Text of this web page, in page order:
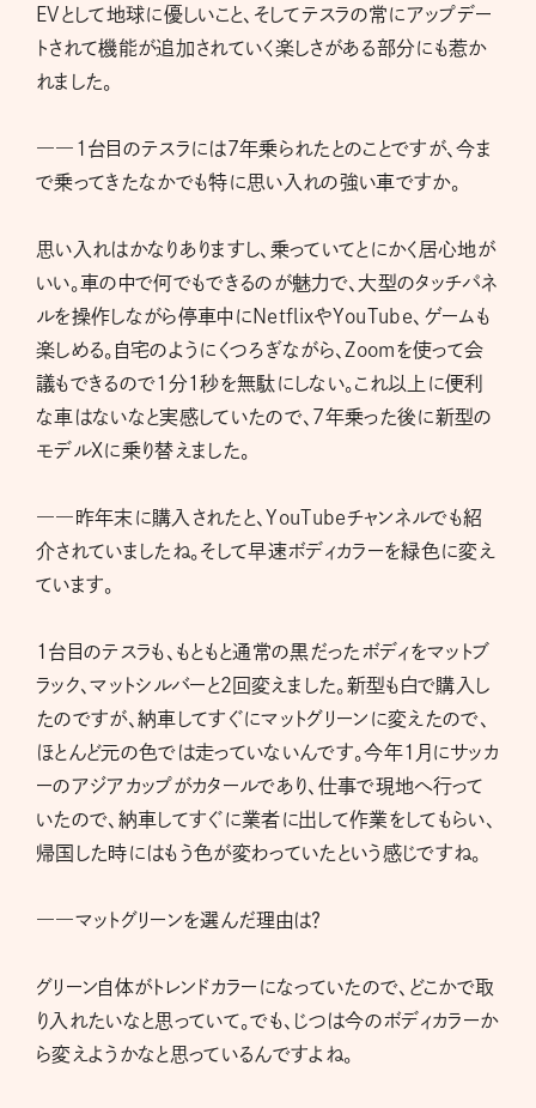
EVとして地球に優しいこと、そしてテスラの常にアップデー
トされて機能が追加されていく楽しさがある部分にも惹か
れました。
――1台目のテスラには7年乗られたとのことですが、今ま
で乗ってきたなかでも特に思い入れの強い車ですか。
思い入れはかなりありますし、乗っていてとにかく居心地が
いい。車の中で何でもできるのが魅力で、大型のタッチパネ
ルを操作しながら停車中にNetflixやYouTube、ゲームも
楽しめる。自宅のようにくつろぎながら、Zoomを使って会
議もできるので1分１秒を無駄にしない。これ以上に便利
な車はないなと実感していたので、7年乗った後に新型の
モデルXに乗り替えました。
――昨年末に購入されたと、YouTubeチャンネルでも紹
介されていましたね。そして早速ボディカラーを緑色に変え
ています。
1台目のテスラも、もともと通常の黒だったボディをマットブ
ラック、マットシルバーと2回変えました。新型も白で購入し
たのですが、納車してすぐにマットグリーンに変えたので、
ほとんど元の色では走っていないんです。今年1月にサッカ
ーのアジアカップがカタールであり、仕事で現地へ行って
いたので、納車してすぐに業者に出して作業をしてもらい、
帰国した時にはもう色が変わっていたという感じですね。
――マットグリーンを選んだ理由は？
グリーン自体がトレンドカラーになっていたので、どこかで取
り入れたいなと思っていて。でも、じつは今のボディカラーか
ら変えようかなと思っているんですよね。